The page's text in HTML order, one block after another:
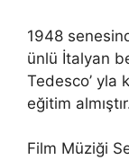
1948
ünlü İtalyan
Tedesco’ yla
eğitim
Film Müziği